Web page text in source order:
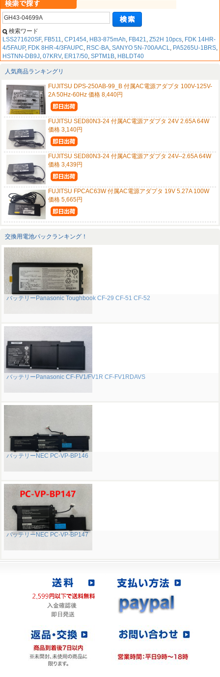
検索ワード
LSS271620SF, FB511, CP1454, HB3-875mAh, FB421, Z52H 10pcs, FDK 14HR-
4/5FAUP, FDK 8HR-4/3FAUPC, RSC-BA, SANYO 5N-700AACL, PA5265U-1BRS,
HSTNN-DB9J, 07KRV, ER17/50, SPTM1B, HBLDT40
人気商品ランキングリ
FUJITSU DPS-250AB-99_B 付属AC電源アダプタ 100V-125V-
2A 50Hz-60Hz 価格 8,440円
FUJITSU SED80N3-24 付属AC電源アダプタ 24V 2.65A 64W
価格 3,140円
FUJITSU SED80N3-24 付属AC電源アダプタ 24V--2.65A 64W
価格 3,439円
FUJITSU FPCAC63W 付属AC電源アダプタ 19V 5.27A 100W
価格 5,665円
交換用電池パックランキング！
バッテリーPanasonic Toughbook CF-29 CF-51 CF-52
バッテリーPanasonic CF-FV1/FV1R CF-FV1RDAVS
バッテリーNEC PC-VP-BP146
バッテリーNEC PC-VP-BP147